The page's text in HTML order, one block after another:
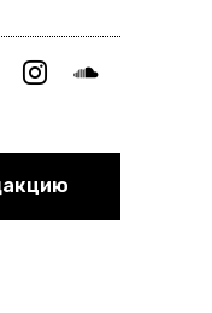
instagramsoundcloud